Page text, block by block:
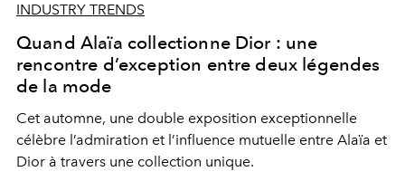
INDUSTRY TRENDS
Quand Alaïa collectionne Dior : une
rencontre d’exception entre deux légendes
de la mode
Cet automne, une double exposition exceptionnelle
célèbre l’admiration et l’influence mutuelle entre Alaïa et
Dior à travers une collection unique.